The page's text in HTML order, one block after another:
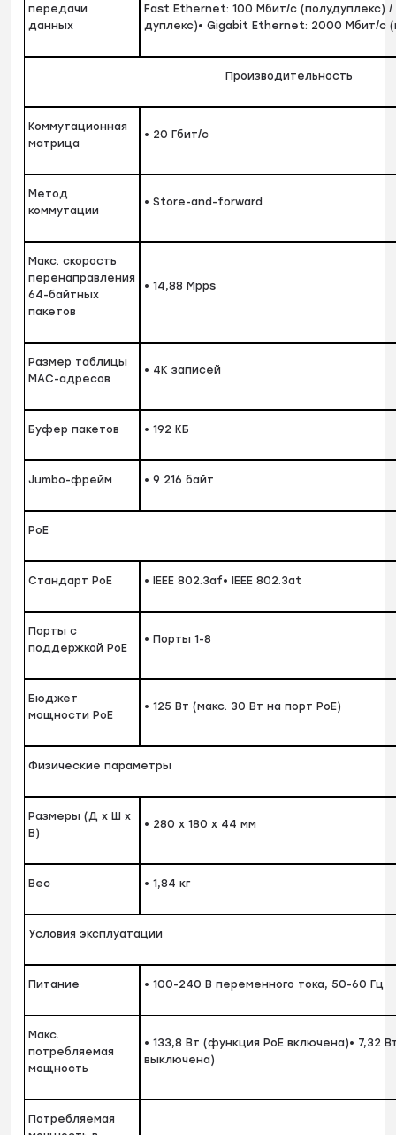
передачи
данных
Fast Ethernet: 100 Мбит/с (полудуплекс)
дуплекс)• Gigabit Ethernet: 2000 Мбит/с
Производительность
Коммутационная
матрица
• 20 Гбит/с
Метод
коммутации
• Store-and-forward
Макс. скорость
перенаправления
64-байтных
пакетов
• 14,88 Mpps
Размер таблицы
MAC-адресов
• 4K записей
Буфер пакетов • 192 КБ
Jumbo-фрейм • 9 216 байт
PoE
Стандарт PoE • IEEE 802.3af• IEEE 802.3at
Порты с
поддержкой PoE
• Порты 1-8
Бюджет
мощности PoE
• 125 Вт (макс. 30 Вт на порт PoE)
Физические параметры
Размеры (Д x Ш x
В)
• 280 x 180 x 44 мм
Вес • 1,84 кг
Условия эксплуатации
Питание • 100-240 В переменного тока, 50-60 Гц
Макс.
потребляемая
мощность
• 133,8 Вт (функция PoE включена)• 7,32
выключена)
Потребляемая